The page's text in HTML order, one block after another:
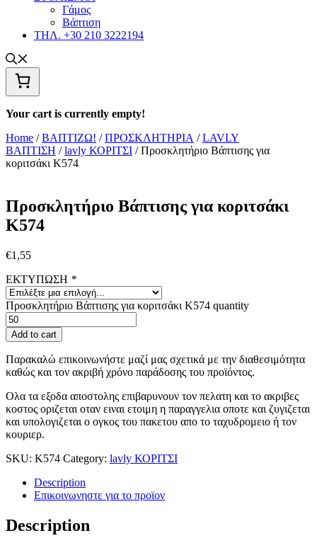
Γάμος
Βάπτιση
ΤΗΛ. +30 210 3222194
Your cart is currently empty!
Home /ΒΑΠΤΙΖΩ! /ΠΡΟΣΚΛΗΤΗΡΙΑ /LAVLY
ΒΑΠΤΙΣΗ /lavly ΚΟΡΙΤΣΙ / Προσκλητήριο Βάπτισης για
κοριτσάκι Κ574
Προσκλητήριο Βάπτισης για κοριτσάκι
Κ574
€1,55
ΕΚΤΥΠΩΣΗ *
Προσκλητήριο Βάπτισης για κοριτσάκι Κ574 quantity
Add to cart
Παρακαλώ επικοινωνήστε μαζί μας σχετικά με την διαθεσιμότητα
καθώς και τον ακριβή χρόνο παράδοσης του προϊόντος.
Ολα τα εξοδα αποστολης επιβαρυνουν τον πελατη και το ακριβες
κοστος οριζεται οταν ειναι ετοιμη η παραγγελια οποτε και ζυγιζεται
και υπολογιζεται ο ογκος του πακετου απο το ταχυδρομειο ή τον
κουριερ.
SKU: Κ574 Category: lavly ΚΟΡΙΤΣΙ
Description
Επικοινωνηστε για το προϊoν
Description